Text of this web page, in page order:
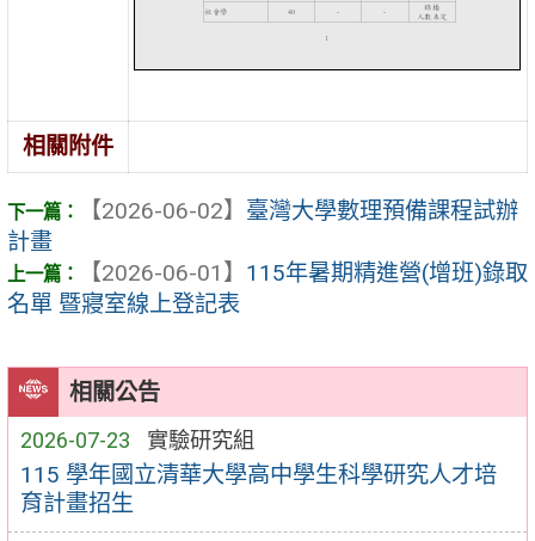
相關公告
2026-07-23 實驗研究組
115 學年國立清華大學高中學生科學研究人才培
育計畫招生
相關附件
【2026-06-02】 臺灣大學數理預備課程試辦
計畫
【2026-06-01】 115年暑期精進營(增班)錄取
名單 暨寢室線上登記表